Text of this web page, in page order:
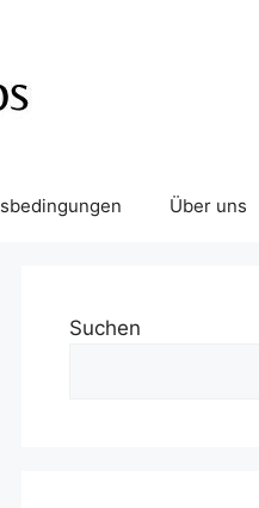
Über uns
Suchen